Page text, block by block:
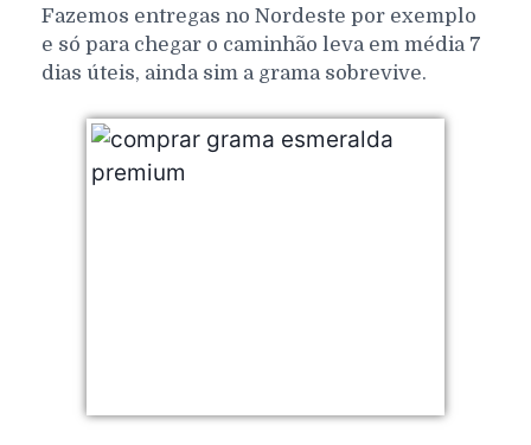
Fazemos entregas no Nordeste por exemplo
e só para chegar o caminhão leva em média 7
dias úteis, ainda sim a grama sobrevive.